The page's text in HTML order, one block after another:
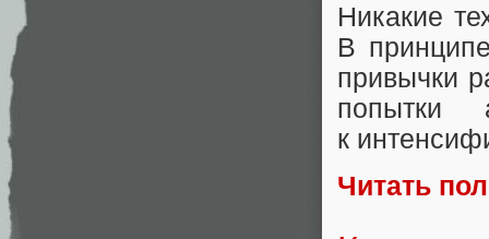
Никакие
В
привычки
попытки
к
Читать